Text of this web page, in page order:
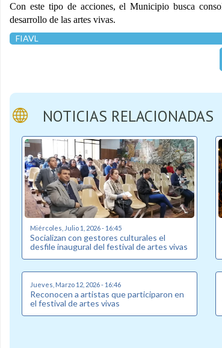
Con este tipo de acciones, el Municipio busca
desarrollo de las artes vivas.
FIAVL
NOTICIAS RELACIONADAS
Miércoles, Julio 1, 2026 - 16:45
Socializan con gestores culturales el
desfile inaugural del festival de artes vivas
Jueves, Marzo 12, 2026 - 16:46
Reconocen a artistas que participaron en
el festival de artes vivas